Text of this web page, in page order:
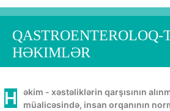
QASTROENTEROLOQ-
HƏKIMLƏR
Həkim - xəstəliklərin qarşısının alınması və
müalicəsində, insan orqanının